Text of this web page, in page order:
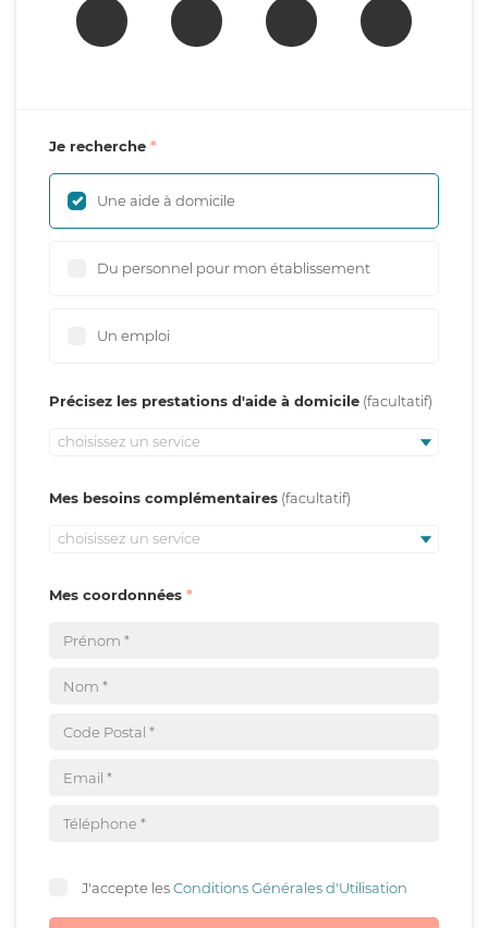
Je recherche
Une aide à domicile
Du personnel pour mon établissement
Un emploi
Précisez les prestations d'aide à domicile
choisissez un service
Mes besoins complémentaires
choisissez un service
Mes coordonnées
J'accepte lesConditions Générales d'Utilisation